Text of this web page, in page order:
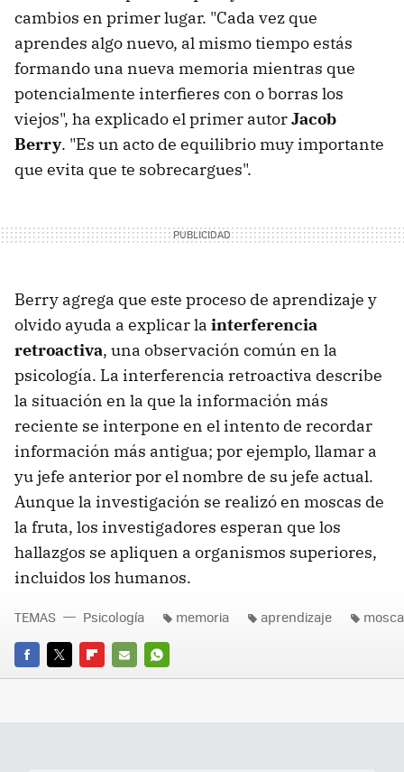
cambios en primer lugar. "Cada vez que
aprendes algo nuevo, al mismo tiempo estás
formando una nueva memoria mientras que
potencialmente interfieres con o borras los
viejos", ha explicado el primer autorJacob
Berry. "Es un acto de equilibrio muy importante
que evita que te sobrecargues".
Berry agrega que este proceso de aprendizaje y
olvido ayuda a explicar la interferencia
retroactiva, una observación común en la
psicología. La interferencia retroactiva describe
la situación en la que la información más
reciente se interpone en el intento de recordar
información más antigua; por ejemplo, llamar a
yu jefe anterior por el nombre de su jefe actual.
Aunque la investigación se realizó en moscas de
la fruta, los investigadores esperan que los
hallazgos se apliquen a organismos superiores,
incluidos los humanos.
FACEBOOK
TWITTERFLIPBOARD
E-
WHATSAPP
TEMAS Psicología memoria aprendizaje